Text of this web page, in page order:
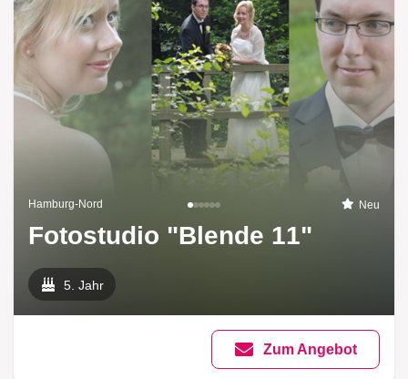
Hamburg-Nord Neu
Fotostudio "Blende 11"
5. Jahr
Zum Angebot